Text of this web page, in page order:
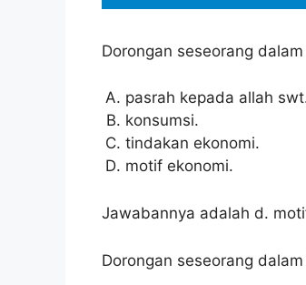
Dorongan seseorang
pasrah kepada allah
konsumsi.
tindakan ekonomi.
motif ekonomi.
Jawabannya adalah d.
Dorongan seseorang